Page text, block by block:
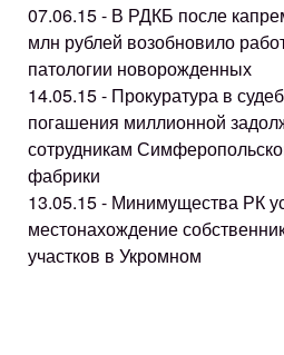
07.06.15 - В РДКБ после
млн рублей возобновило
патологии новорожденных
14.05.15 - Прокуратура в
погашения миллионной
сотрудникам
фабрики
13.05.15 - Минимущества РК
местонахождение
участков в Укромном